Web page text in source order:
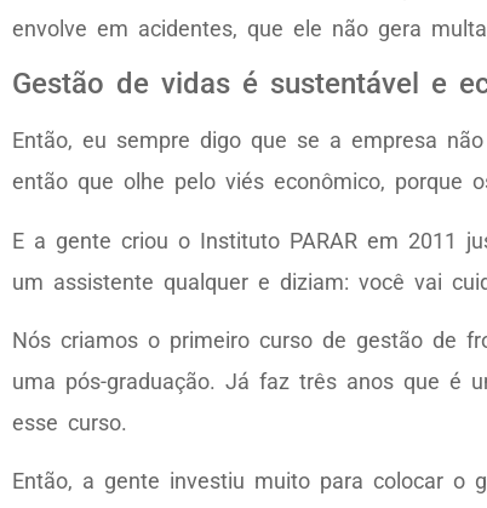
envolve em acidentes, que ele não gera
Gestão de vidas é sustentável e
Então, eu sempre digo que se a empresa
então que olhe pelo viés econômico, porque
E a gente criou o Instituto PARAR em 2011
um assistente qualquer e diziam: você vai
Nós criamos o primeiro curso de gestão de
uma pós-graduação. Já faz três anos que é
esse curso.
Então, a gente investiu muito para colocar o